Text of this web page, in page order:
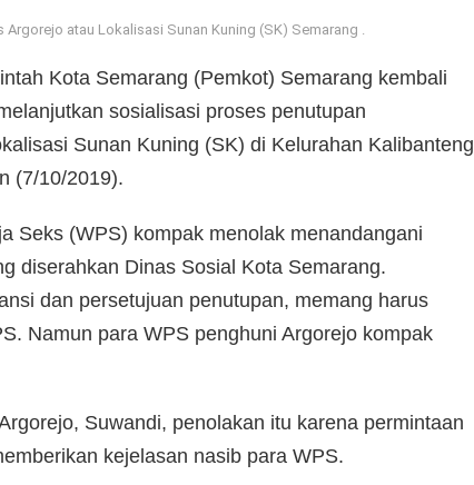
Argorejo atau Lokalisasi Sunan Kuning (SK) Semarang .
Kota Semarang (Pemkot) Semarang kembali
sosialisasi proses penutupan
Sunan Kuning (SK) di Kelurahan Kalibanteng
(7/10/2019).
Seks (WPS) kompak menolak menandangani
diserahkan Dinas Sosial Kota Semarang.
dan persetujuan penutupan, memang harus
Namun para WPS penghuni Argorejo kompak
Suwandi, penolakan itu karena permintaan
kejelasan nasib para WPS.